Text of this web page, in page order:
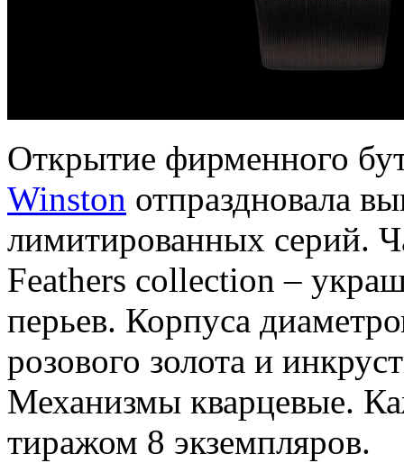
Открытие фирменного
Winston отпраздновала
лимитированных серий.
Feathers collection –
перьев. Корпуса
розового золота и
Механизмы кварцевые.
тиражом 8 экземпляров.